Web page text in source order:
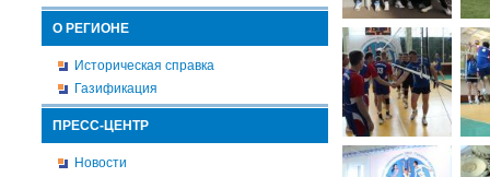
О РЕГИОНЕ
Историческая справка
Газификация
ПРЕСС-ЦЕНТР
Новости